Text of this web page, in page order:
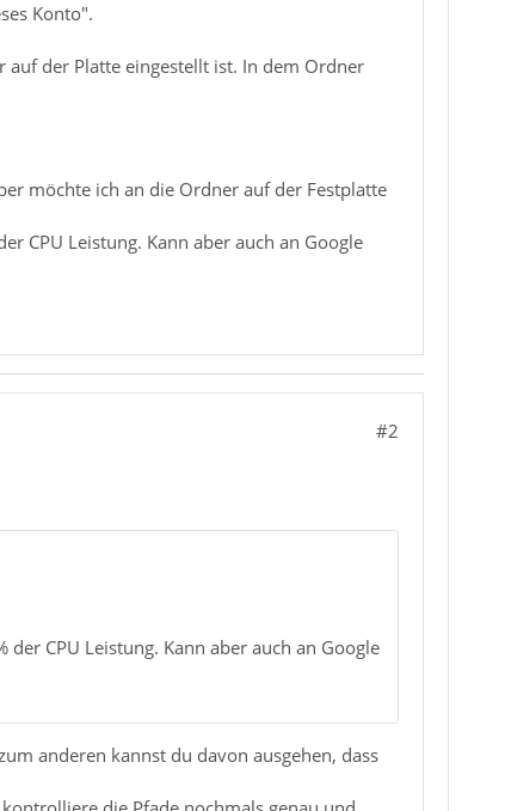
Konto".
der Platte eingestellt ist. In dem Ordner
möchte ich an die Ordner auf der Festplatte
CPU Leistung. Kann aber auch an Google
#2
CPU Leistung. Kann aber auch an Google
anderen kannst du davon ausgehen, dass